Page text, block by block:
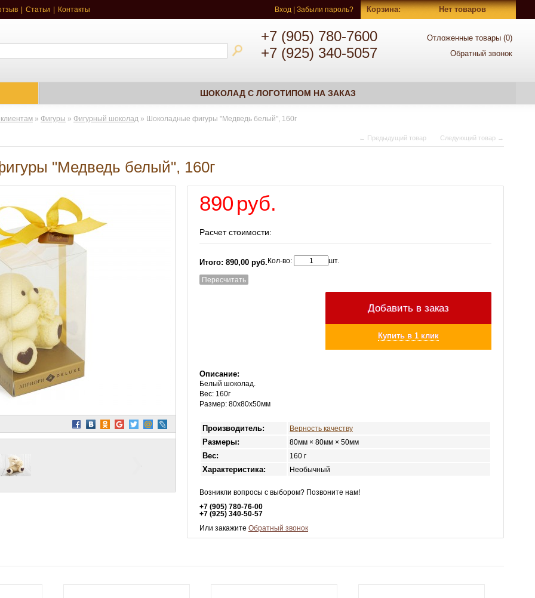
Статьи Контакты Вход Забыли пароль? Корзина: Нет товаров
ШОКОЛАД С ЛОГОТИПОМ НА ЗАКАЗ
+7 (905) 780-7600
+7 (925) 340-5057
Отложенные товары (0)
Обратный звонок
» Фигуры » Фигурный шоколад » Шоколадные фигуры "Медведь белый", 160г
← Предыдущий товар Следующий товар →
"Медведь белый", 160г
890 руб.
Расчет стоимости:
Итого: 890,00 руб. Кол-во: шт.
Пересчитать
Добавить в заказ
Купить в 1 клик
Описание:
Белый шоколад.
Вес: 160г
Размер: 80х80х50мм
Производитель: Верность качеству
Размеры: 80мм × 80мм × 50мм
Вес: 160 г
Характеристика: Необычный
Возникли вопросы с выбором? Позвоните нам!
+7 (905) 780-76-00
+7 (925) 340-50-57
Или закажите Обратный звонок